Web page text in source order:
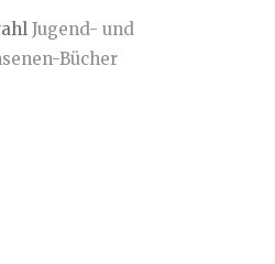
Jugend- und
Bücher